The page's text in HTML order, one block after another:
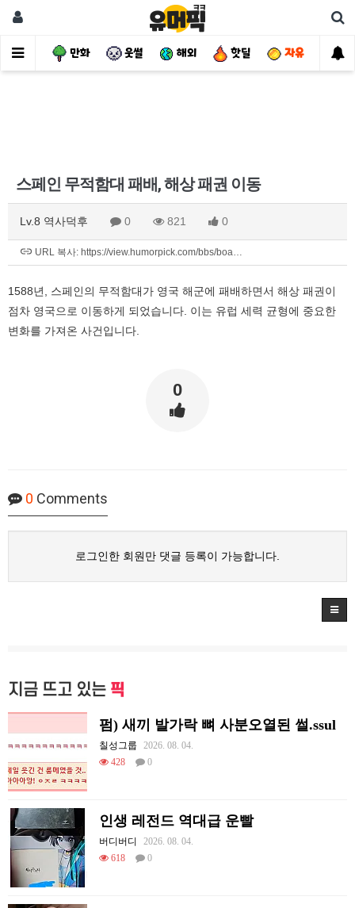
사건 만화 웃썰 해외 핫딜 자유
스페인 무적함대 패배, 해상 패권 이동
Lv.8 역사덕후 0 821 0
URL 복사: https://view.humorpick.com/bbs/boa…
1588년, 스페인의 무적함대가 영국 해군에 패배하면서 해상 패권이
점차 영국으로 이동하게 되었습니다. 이는 유럽 세력 균형에 중요한
변화를 가져온 사건입니다.
0
0 Comments
로그인한 회원만 댓글 등록이 가능합니다.
지금 뜨고 있는 픽
펌) 새끼 발가락 뼈 사분오열된 썰.ssul
칠성그룹
2026. 08. 04.
428
0
인생 레전드 역대급 운빨
버디버디
2026. 08. 04.
618
0